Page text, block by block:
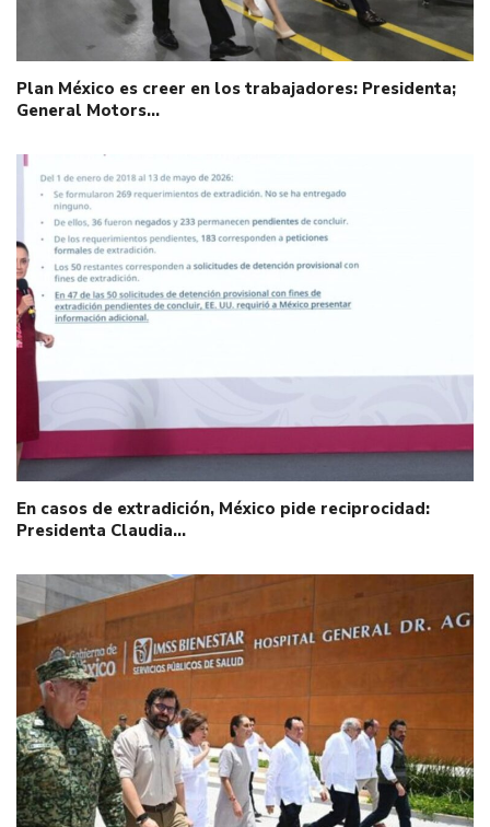
Plan México es creer en los trabajadores: Presidenta;
General Motors…
En casos de extradición, México pide reciprocidad:
Presidenta Claudia…